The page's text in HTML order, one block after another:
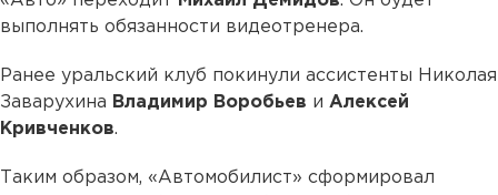
выполнять обязанности видеотренера.
Ранее уральский клуб покинули ассистенты Николая
Заварухина Владимир Воробьев и Алексей
Кривченков.
Таким образом, «Автомобилист» сформировал